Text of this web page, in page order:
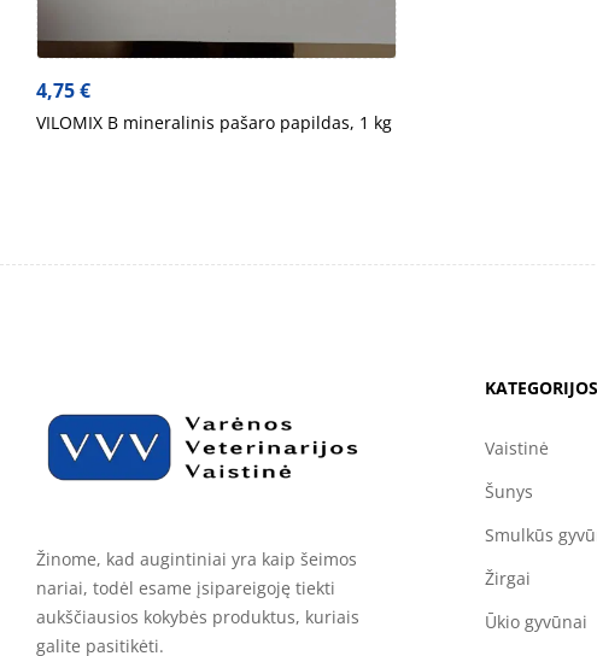
4,75€
VILOMIX B mineralinis pašaro papildas, 1 kg
Žinome, kad augintiniai yra kaip šeimos
nariai, todėl esame įsipareigoję tiekti
aukščiausios kokybės produktus, kuriais
galite pasitikėti.
KATEGORIJOS
Vaistinė
Šunys
Smulkūs
Žirgai
Ūkio gyvūnai